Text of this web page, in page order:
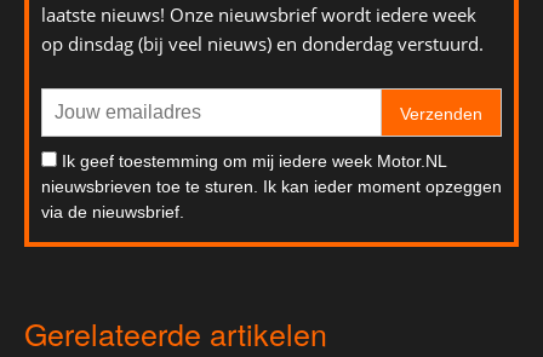
laatste nieuws! Onze nieuwsbrief wordt iedere week
op dinsdag (bij veel nieuws) en donderdag verstuurd.
Verzenden
Ik geef toestemming om mij iedere week Motor.NL
nieuwsbrieven toe te sturen. Ik kan ieder moment opzeggen
via de nieuwsbrief.
Gerelateerde artikelen